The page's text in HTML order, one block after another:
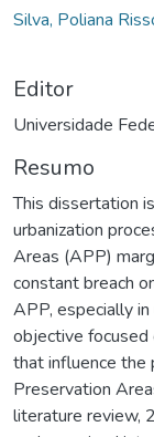
Silva, Poliana
Editor
Universidade
Resumo
This dissertation
urbanization
Areas (APP)
constant breach
APP, especially
objective focused
that influence the
Preservation
literature review,